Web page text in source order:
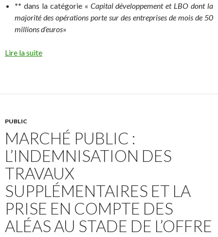
** dans la catégorie « Capital développement et LBO dont la
majorité des opérations porte sur des entreprises de mois de 50
millions d’euros»
Lire la suite
PUBLIC
MARCHÉ PUBLIC :
L’INDEMNISATION DES
TRAVAUX
SUPPLÉMENTAIRES ET LA
PRISE EN COMPTE DES
ALÉAS AU STADE DE L’OFFRE